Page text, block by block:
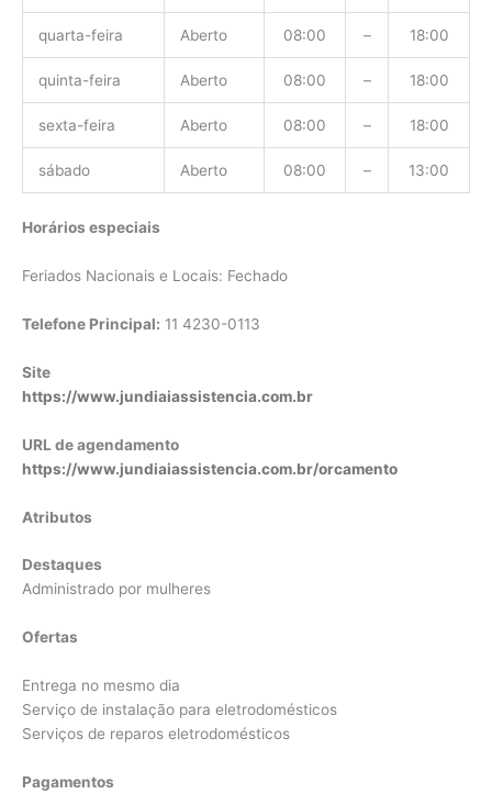
quarta-feira Aberto 08:00 – 18:00
quinta-feira Aberto 08:00 – 18:00
sexta-feira Aberto 08:00 – 18:00
sábado Aberto 08:00 – 13:00
Horários especiais
Feriados Nacionais e Locais: Fechado
Telefone Principal: 11 4230-0113
Site
https://www.jundiaiassistencia.com.br
URL de agendamento
https://www.jundiaiassistencia.com.br/orcamento
Atributos
Destaques
Administrado por mulheres
Ofertas
Entrega no mesmo dia
Serviço de instalação para eletrodomésticos
Serviços de reparos eletrodomésticos
Pagamentos